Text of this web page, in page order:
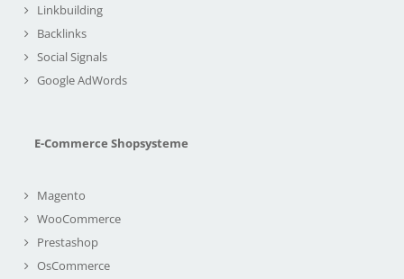
Linkbuilding
Backlinks
Social Signals
Google AdWords
E-Commerce Shopsysteme
Magento
WooCommerce
Prestashop
OsCommerce